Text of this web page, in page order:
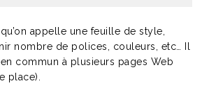
appelle une feuille de style,
nombre de polices, couleurs, etc… Il
commun à plusieurs pages Web
place).